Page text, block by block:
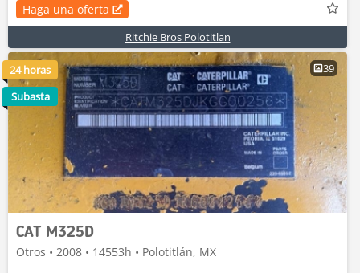
Haga una oferta
Ritchie Bros Polotitlan
39
CAT M325D
Otros • 2008 • 14553h • Polotitlán, MX
24 horas
Subasta